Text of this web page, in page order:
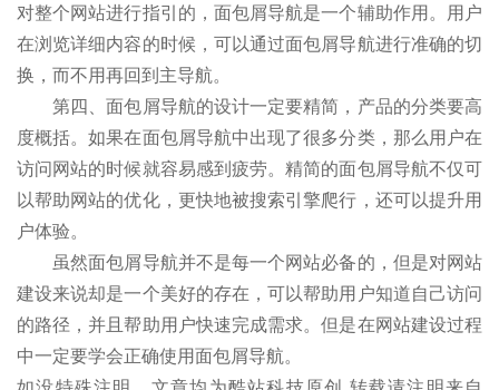
对整个网站进行指引的，面包屑导航是一个辅助作用。用户
在浏览详细内容的时候，可以通过面包屑导航进行准确的切
换，而不用再回到主导航。
第四、面包屑导航的设计一定要精简，产品的分类要高
度概括。如果在面包屑导航中出现了很多分类，那么用户在
访问网站的时候就容易感到疲劳。精简的面包屑导航不仅可
以帮助网站的优化，更快地被搜索引擎爬行，还可以提升用
户体验。
虽然面包屑导航并不是每一个网站必备的，但是对网站
建设来说却是一个美好的存在，可以帮助用户知道自己访问
的路径，并且帮助用户快速完成需求。但是在网站建设过程
中一定要学会正确使用面包屑导航。